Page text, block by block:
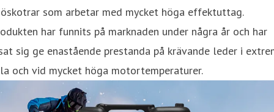
som arbetar med mycket höga effektuttag.
har funnits på marknaden under några år och har
sig ge enastående prestanda på krävande leder i
och vid mycket höga motortemperaturer.